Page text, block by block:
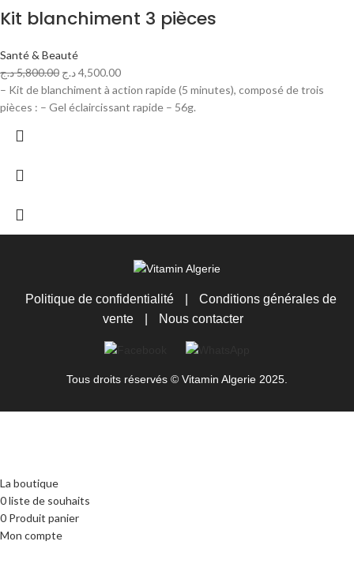
Kit blanchiment 3 pièces
Santé & Beauté
5,800.00د.ج 4,500.00د.ج
– Kit de blanchiment à action rapide (5 minutes), composé de trois
pièces : – Gel éclaircissant rapide – 56g.
Politique de confidentialité
Conditions générales de
vente
Nous contacter
Tous droits réservés © Vitamin Algerie 2025.
La boutique
0liste de souhaits
0 Produit panier
Mon compte